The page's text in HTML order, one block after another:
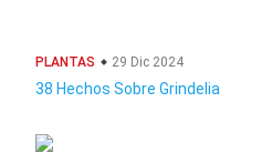
PLANTAS 29 Dic 2024
38 Hechos Sobre Grindelia